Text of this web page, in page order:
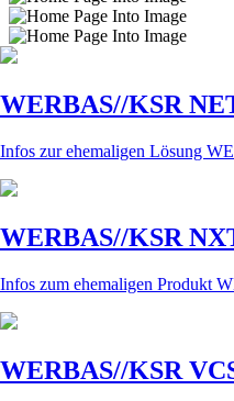
WERBAS//KSR
Infos zur ehemaligen Lösung
WERBAS//KSR
Infos zum ehemaligen Produkt
WERBAS//KSR